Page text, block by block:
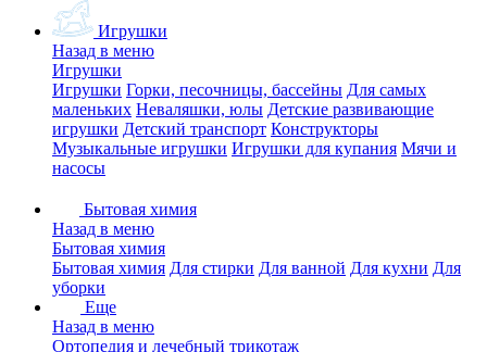
Игрушки
Назад в меню
Игрушки
Игрушки Горки, песочницы, бассейны Для самых
маленьких Неваляшки, юлы Детские развивающие
игрушки Детский транспорт Конструкторы
Музыкальные игрушки Игрушки для купания Мячи и
насосы
Бытовая химия
Назад в меню
Бытовая химия
Бытовая химия Для стирки Для ванной Для кухни Для
уборки
Еще
Назад в меню
Ортопедия и лечебный трикотаж